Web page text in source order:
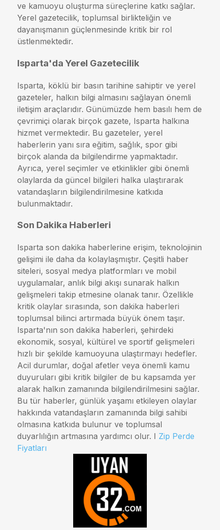
ve kamuoyu oluşturma süreçlerine katkı sağlar.
Yerel gazetecilik, toplumsal birlikteliğin ve
dayanışmanın güçlenmesinde kritik bir rol
üstlenmektedir.
Isparta'da Yerel Gazetecilik
Isparta, köklü bir basın tarihine sahiptir ve yerel
gazeteler, halkın bilgi almasını sağlayan önemli
iletişim araçlarıdır. Günümüzde hem basılı hem de
çevrimiçi olarak birçok gazete, Isparta halkına
hizmet vermektedir. Bu gazeteler, yerel
haberlerin yanı sıra eğitim, sağlık, spor gibi
birçok alanda da bilgilendirme yapmaktadır.
Ayrıca, yerel seçimler ve etkinlikler gibi önemli
olaylarda da güncel bilgileri halka ulaştırarak
vatandaşların bilgilendirilmesine katkıda
bulunmaktadır.
Son Dakika Haberleri
Isparta son dakika haberlerine erişim, teknolojinin
gelişimi ile daha da kolaylaşmıştır. Çeşitli haber
siteleri, sosyal medya platformları ve mobil
uygulamalar, anlık bilgi akışı sunarak halkın
gelişmeleri takip etmesine olanak tanır. Özellikle
kritik olaylar sırasında, son dakika haberleri
toplumsal bilinci artırmada büyük önem taşır.
Isparta'nın son dakika haberleri, şehirdeki
ekonomik, sosyal, kültürel ve sportif gelişmeleri
hızlı bir şekilde kamuoyuna ulaştırmayı hedefler.
Acil durumlar, doğal afetler veya önemli kamu
duyuruları gibi kritik bilgiler de bu kapsamda yer
alarak halkın zamanında bilgilendirilmesini sağlar.
Bu tür haberler, günlük yaşamı etkileyen olaylar
hakkında vatandaşların zamanında bilgi sahibi
olmasına katkıda bulunur ve toplumsal
duyarlılığın artmasına yardımcı olur. I Zip Perde
Fiyatları